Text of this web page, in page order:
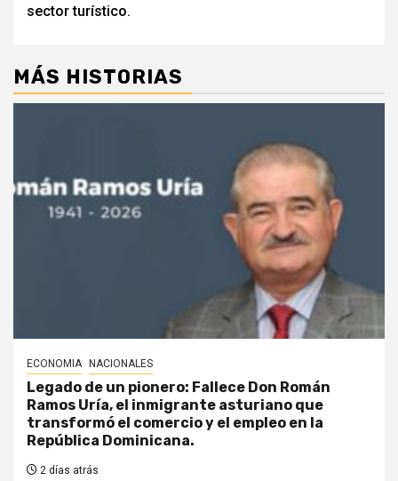
sector turístico.
MÁS HISTORIAS
ECONOMIA NACIONALES
Legado de un pionero: Fallece Don Román
Ramos Uría, el inmigrante asturiano que
transformó el comercio y el empleo en la
República Dominicana.
2 días atrás